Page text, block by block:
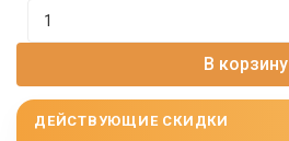
В корзину
ДЕЙСТВУЮЩИЕ СКИДКИ